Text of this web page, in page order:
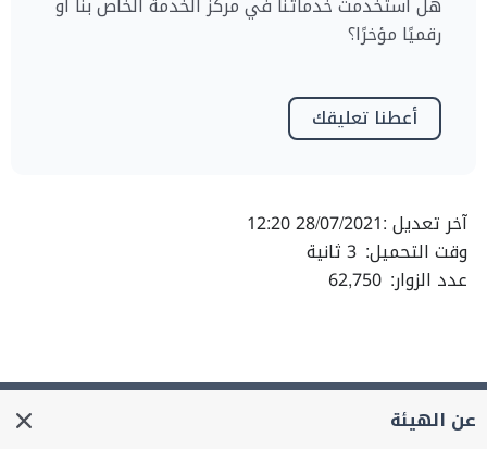
رقميًا مؤخرًا؟
أعطنا تعليقك
آخر تعديل :28/07/2021 12:20
وقت التحميل: 3 ثانية
عدد الزوار: 62,750
عن الهيئة